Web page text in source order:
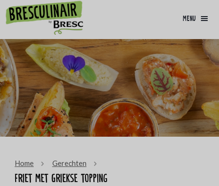
menu
Home Gerechten
Friet met Griekse topping